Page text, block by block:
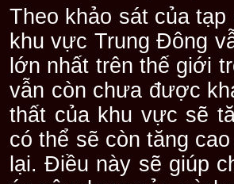
Theo khảo sát của
khu vực Trung Đông
lớn nhất trên thế giới
vẫn còn chưa được
thất của khu vực sẽ
có thể sẽ còn tăng
lại. Điều này sẽ giúp